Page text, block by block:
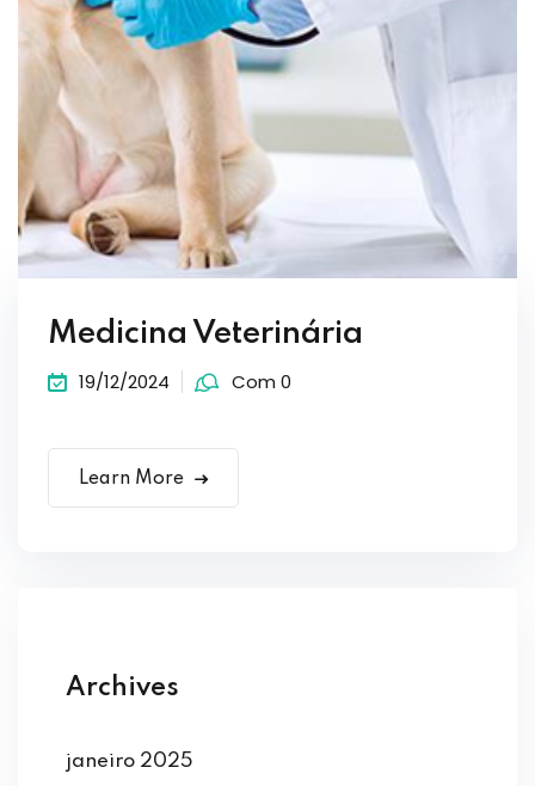
Medicina Veterinária
19/12/2024 Com 0
Learn More
Archives
janeiro 2025